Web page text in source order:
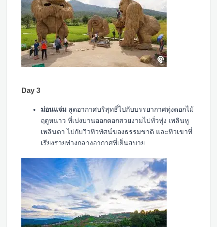
Day 3
ม่อนแจ่ม สูดอากาศบริสุทธิ์ไปกับบรรยากาศทุ่งดอกไม้
ฤดูหนาว ที่เบ่งบานออกดอกสวยงามไปทั่วทุ่ง เพลินหู
เพลินตา ไปกับวิวทิวทัศน์ของธรรมชาติ และทิวเขาที่
เรียงรายท่างกลางอากาศที่เย็นสบาย